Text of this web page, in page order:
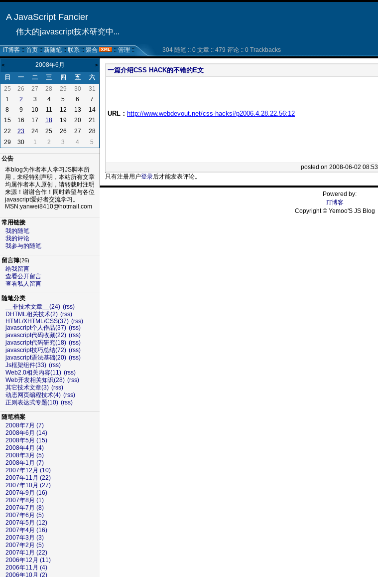
A JavaScript Fancier
伟大的javascript技术研究中...
IT博客 :: 首页 :: 新随笔 :: 联系 :: 聚合 :: 管理 :: 304 随笔 :: 0 文章 :: 479 评论 :: 0 Trackbacks
< 2008年6月 >
日 一 二 三 四 五
六
25
26 27 28 29 30
31
1
2 3 4 5 6
7
8
9 10 11 12 13
14
15
16 17 18 19 20
21
22
23 24 25 26 27
28
29
30 1 2 3 4 5
公告
本blog为作者本人学习JS脚本所
用，未经特别声明，本站所有文章
均属作者本人原创，请转载时注明
来源！谢谢合作！同时希望与各位
javascript爱好者交流学习。
MSN:yanwei8410@hotmail.com
常用链接
我的随笔
我的评论
我参与的随笔
留言簿(26)
给我留言
查看公开留言
查看私人留言
随笔分类
__非技术文章__(24) (rss)
DHTML相关技术(2) (rss)
HTML/XHTML/CSS(37) (rss)
javascript个人作品(37) (rss)
javascript代码收藏(22) (rss)
javascript代码研究(18) (rss)
javascript技巧总结(72) (rss)
javascript语法基础(20) (rss)
Js框架组件(33) (rss)
Web2.0相关内容(11) (rss)
Web开发相关知识(28) (rss)
其它技术文章(3) (rss)
动态网页编程技术(4) (rss)
正则表达式专题(10) (rss)
随笔档案
2008年7月 (7)
2008年6月 (14)
2008年5月 (15)
2008年4月 (4)
2008年3月 (5)
2008年1月 (7)
2007年12月 (10)
2007年11月 (22)
2007年10月 (27)
2007年9月 (16)
2007年8月 (1)
2007年7月 (8)
2007年6月 (5)
2007年5月 (12)
2007年4月 (16)
2007年3月 (3)
2007年2月 (5)
2007年1月 (22)
2006年12月 (11)
2006年11月 (4)
2006年10月 (2)
一篇介绍CSS HACK的不错的E文
URL： http://www.webdevout.net/css-hacks#p2006.4.28.22.56:12
posted on 2008-06-02 08:53
只有注册用户登录后才能发表评论。
Powered by:
IT博客
Copyright © Yemoo'S JS Blog
51La